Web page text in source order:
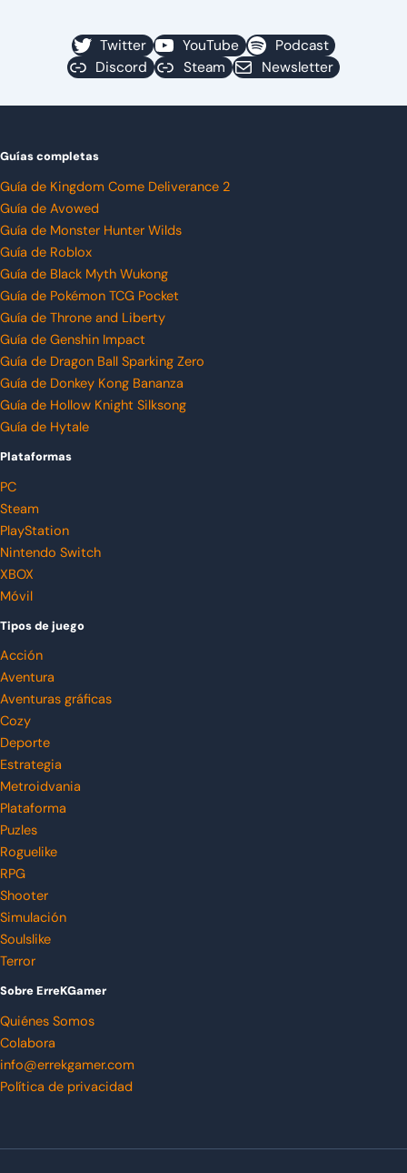
Twitter YouTube
Podcast
Discord
Steam Newsletter
Guías completas
Guía de Kingdom Come Deliverance 2
Guía de Avowed
Guía de Monster Hunter Wilds
Guía de Roblox
Guía de Black Myth Wukong
Guía de Pokémon TCG Pocket
Guía de Throne and Liberty
Guía de Genshin Impact
Guía de Dragon Ball Sparking Zero
Guía de Donkey Kong Bananza
Guía de Hollow Knight Silksong
Guía de Hytale
Plataformas
PC
Steam
PlayStation
Nintendo Switch
XBOX
Móvil
Tipos de juego
Acción
Aventura
Aventuras gráficas
Cozy
Deporte
Estrategia
Metroidvania
Plataforma
Puzles
Roguelike
RPG
Shooter
Simulación
Soulslike
Terror
Sobre ErreKGamer
Quiénes Somos
Colabora
info@errekgamer.com
Política de privacidad